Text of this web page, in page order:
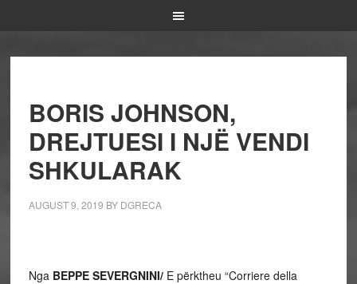
BORIS JOHNSON,
DREJTUESI I NJË VENDI
SHKULARAK
AUGUST 9, 2019 BY DGRECA
Nga BEPPE SEVERGNINI/ E përktheu “Corriere della